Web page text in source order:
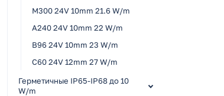
M300 24V 10mm 21.6 W/m
A240 24V 10mm 22 W/m
B96 24V 10mm 23 W/m
C60 24V 12mm 27 W/m
Герметичные IP65-IP68 до 10
W/m